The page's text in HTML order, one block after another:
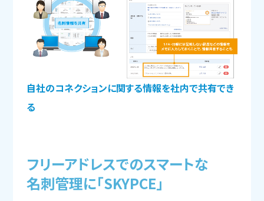
自社のコネクションに関する情報を社内で共有でき
る
フリーアドレスでのスマートな
名刺管理に「SKYPCE」